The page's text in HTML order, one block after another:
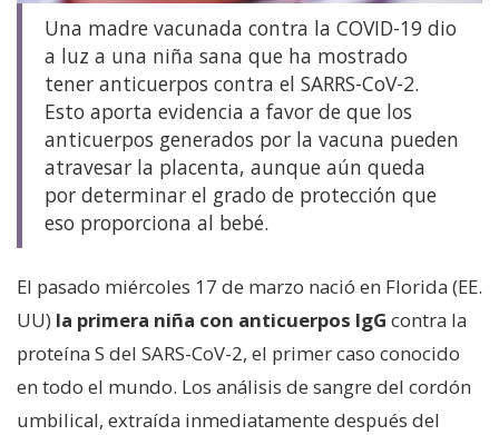
Una madre vacunada contra la COVID-19 dio
a luz a una niña sana que ha mostrado
tener anticuerpos contra el SARRS-CoV-2.
Esto aporta evidencia a favor de que los
anticuerpos generados por la vacuna pueden
atravesar la placenta, aunque aún queda
por determinar el grado de protección que
eso proporciona al bebé.
El pasado miércoles 17 de marzo nació en Florida (EE.
UU) la primera niña con anticuerpos IgG contra la
proteína S del SARS-CoV-2, el primer caso conocido
en todo el mundo. Los análisis de sangre del cordón
umbilical, extraída inmediatamente después del